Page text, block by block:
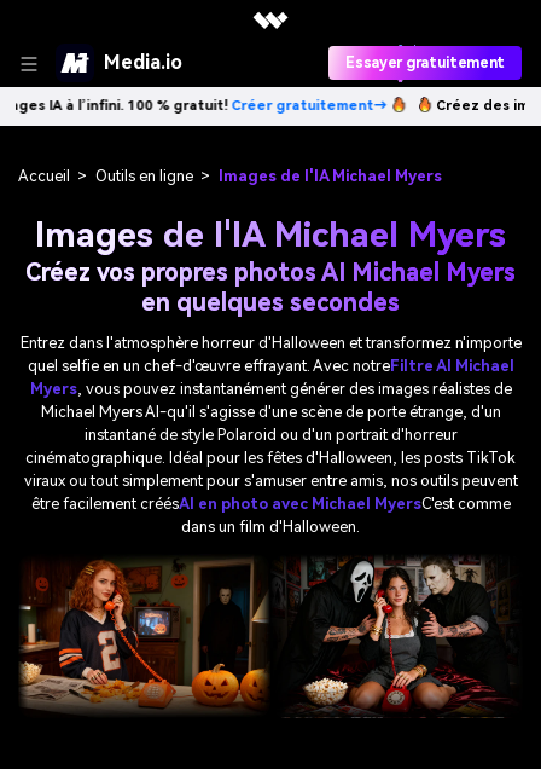
Media.io Essayer gratuitement
100 % gratuit!Créer gratuitement→ Créez des images IA à l’infini.
Accueil > Outils en ligne > Images de l'IA Michael Myers
Images de l'IA Michael Myers
Créez vos propres photos AI Michael Myers
en quelques secondes
Entrez dans l'atmosphère horreur d'Halloween et transformez n'importe
quel selfie en un chef-d'œuvre effrayant. Avec notreFiltre AI Michael
Myers, vous pouvez instantanément générer des images réalistes de
Michael Myers AI-qu'il s'agisse d'une scène de porte étrange, d'un
instantané de style Polaroid ou d'un portrait d'horreur
cinématographique. Idéal pour les fêtes d'Halloween, les posts TikTok
viraux ou tout simplement pour s'amuser entre amis, nos outils peuvent
être facilement créésAI en photo avec Michael MyersC'est comme
dans un film d'Halloween.